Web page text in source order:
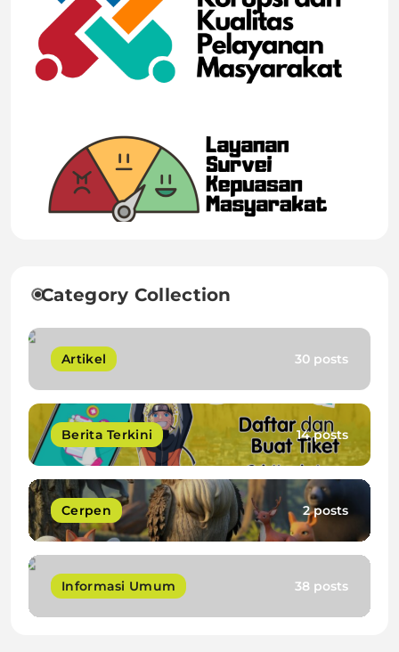
Category Collection
Artikel 30 posts
Berita Terkini 14 posts
Cerpen 2 posts
Informasi Umum 38 posts